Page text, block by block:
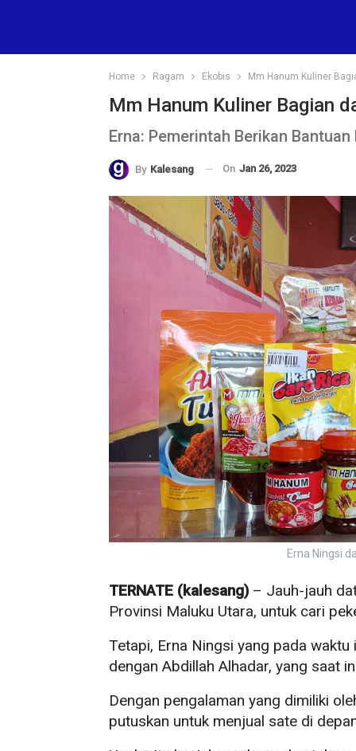
Home Ragam Ekobis Mm Hanum Kuliner
Mm Hanum Kuliner Bagian
Erna: Pemerintah Berikan
By Kalesang On Jan 26, 2023
Erna Ningsi
TERNATE (kalesang) – Jauh-jauh
Provinsi Maluku Utara, untuk cari
Tetapi, Erna Ningsi yang pada
dengan Abdillah Alhadar, yang saat
Dengan pengalaman yang dimiliki
putuskan untuk menjual sate di